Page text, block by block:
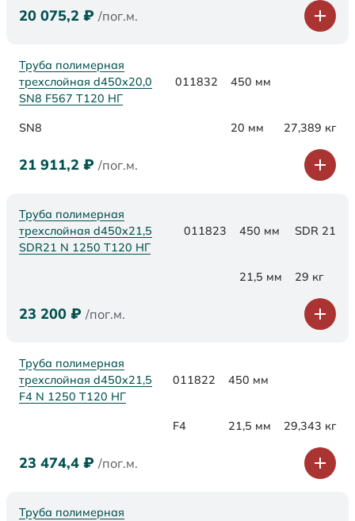
20 075,2 ₽ /пог.м.
Труба полимерная
трехслойная d450х20,0
SN8 F567 Т120 НГ
011832 450 мм
SN8 20 мм 27,389 кг
21 911,2 ₽ /пог.м.
Труба полимерная
трехслойная d450x21,5
SDR21 N 1250 Т120 НГ
011823 450 мм SDR 21
21,5 мм 29 кг
23 200 ₽ /пог.м.
Труба полимерная
трехслойная d450x21,5
F4 N 1250 Т120 НГ
011822 450 мм
F4 21,5 мм 29,343 кг
23 474,4 ₽ /пог.м.
Труба полимерная